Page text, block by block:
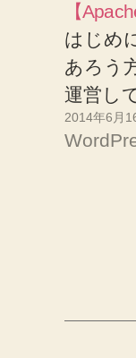
【
はじめ
あろう
運営し
2014年6月